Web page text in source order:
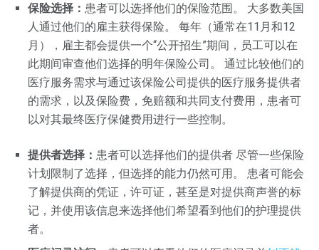
保险选择： 患者可以选择他们的保险范围。 大多数美国
人通过他们的雇主获得保险。 每年（通常在11月和12
月），雇主都会提供一个“公开招生”期间，员工可以在
此期间审查他们选择的明年保险公司。 通过比较他们的
医疗服务需求与通过该保险公司提供的医疗服务提供者
的需求，以及保险费，免赔额和共同支付费用，患者可
以对其最终医疗保健费用进行一些控制。
提供者选择： 患者可以选择他们的提供者 尽管一些保险
计划限制了选择，但选择的能力仍然可用。 患者可能会
了解提供商的凭证，许可证，甚至是对提供商声誉的标
记，并使用该信息来选择他们希望看到他们的护理提供
者。